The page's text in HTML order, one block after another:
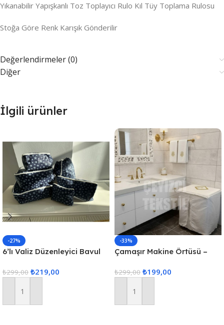
Yıkanabilir Yapışkanlı Toz Toplayıcı Rulo Kıl Tüy Toplama Rulosu
Stoğa Göre Renk Karışık Gönderilir
Değerlendirmeler (0)
Diğer
İlgili ürünler
-27%
6’lı Valiz Düzenleyici Bavul
Hurcu
₺299,00 ₺219,00
Sepete Ekle
-33%
Çamaşır Makine Örtüsü –
₺299,00 ₺199,00
Sepete Ekle